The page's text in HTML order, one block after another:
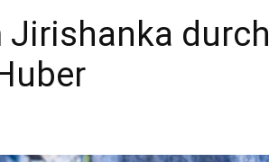
Jirishanka durch